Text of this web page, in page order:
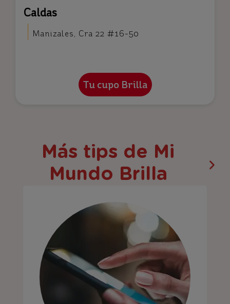
Caldas
Manizales, Cra 22 #16-50
Más tips de Mi
Mundo Brilla